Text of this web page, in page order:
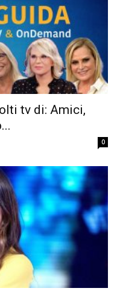
tv di: Amici,
0